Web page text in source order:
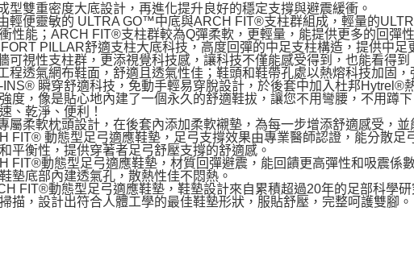
型雙重密度大底設計，再進化提升良好的穩定支撐與避震緩衝。
輕便靈敏的 ULTRA GO™中底與ARCH FIT®支柱群組成，輕量的
性能；ARCH FIT®支柱群較為Q彈柔軟，更輕量，能提供更多的回彈性
PILLAR舒適支柱大底科技，高度回彈的中足支柱構造，提供中足
可視性支柱群，更添視覺科技感，讓科技不僅能感受得到，也能看得到
程透氣網布鞋面，舒適且透氣性佳；鞋頭和鞋帶孔處以熱熔科技加固，
INS® 瞬穿舒適科技，免動手輕易穿脫設計，於後套中加入杜邦Hytrel®
度，像是貼心地內建了一個永久的舒適鞋拔，讓您不用彎腰，不用蹲
、乾淨、便利！
屬柔軟枕頭設計，在後套內添加柔軟襯墊，為每一步增添舒適感受，並
FIT® 動態型足弓適應鞋墊，足弓支撐效果由專業醫師認證，能分散足
平衡性，提供穿著者足弓舒壓支撐的舒適感。
FIT®動態型足弓適應鞋墊，材質回彈避震，能回饋更高彈性和吸震係
墊底部內建透氣孔，散熱性佳不悶熱。
FIT®動態型足弓適應鞋墊，鞋墊設計來自累積超過20年的足部科學
描，設計出符合人體工學的最佳鞋墊形狀，服貼舒壓，完整呵護雙腳。